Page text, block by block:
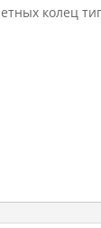
колец